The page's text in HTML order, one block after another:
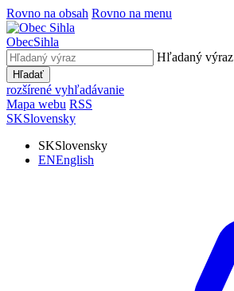
Rovno na obsah Rovno na menu
ObecSihla
Hľadaný výraz
Hľadať
rozšírené vyhľadávanie
Mapa webu RSS
SKSlovensky
SKSlovensky
ENEnglish